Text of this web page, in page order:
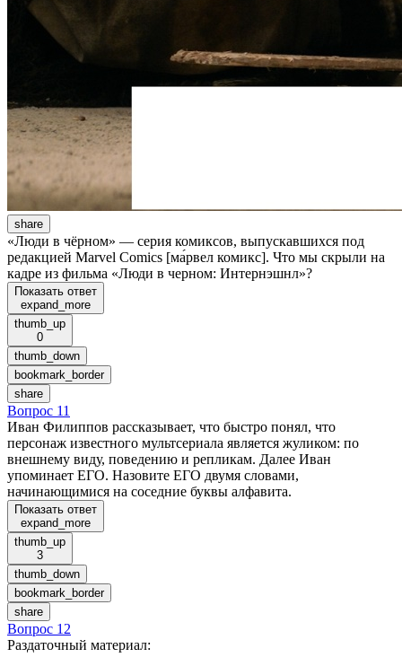
share
«Люди в чёрном» — серия комиксов, выпускавшихся под
редакцией Marvel Comics [ма́рвел комикс]. Что мы скрыли на
кадре из фильма «Люди в черном: Интернэшнл»?
Показать ответ
expand_more
thumb_up
0
thumb_down
bookmark_border
share
Вопрос 11
Иван Филиппов рассказывает, что быстро понял, что
персонаж известного мультсериала является жуликом: по
внешнему виду, поведению и репликам. Далее Иван
упоминает ЕГО. Назовите ЕГО двумя словами,
начинающимися на соседние буквы алфавита.
Показать ответ
expand_more
thumb_up
3
thumb_down
bookmark_border
share
Вопрос 12
Раздаточный материал: